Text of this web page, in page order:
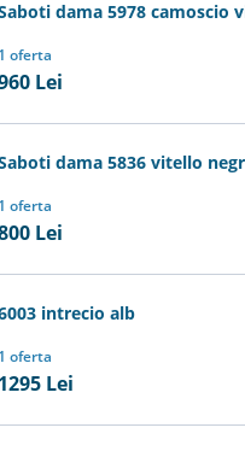
dama 5978 camoscio
1 oferta
Lei
dama 5836 vitello
1 oferta
Lei
intrecio alb
1 oferta
1295 Lei